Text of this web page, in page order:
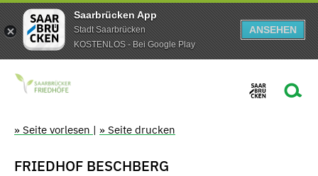
Saarbrücken App
Stadt Saarbrücken
KOSTENLOS - Bei Google Play
ANSEHEN
» Seite vorlesen | » Seite drucken
FRIEDHOF BESCHBERG